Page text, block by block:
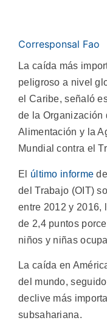
Corresponsal Fao
La caída más
peligroso a nivel
el Caribe, señaló
de la Organización
Alimentación y la
Mundial contra el
El último informe
del Trabajo (OIT)
entre 2012 y 2016,
de 2,4 puntos
niños y niñas
La caída en
del mundo,
declive más
subsahariana.